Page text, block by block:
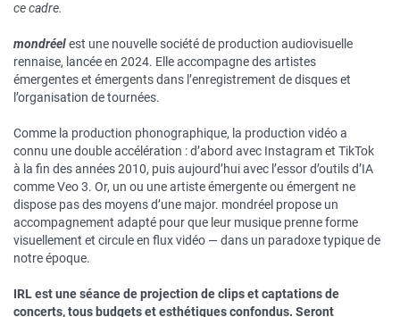
ce cadre.
mondréelest une nouvelle société de production audiovisuelle
rennaise, lancée en 2024. Elle accompagne des artistes
émergentes et émergents dans l’enregistrement de disques et
l’organisation de tournées.
Comme la production phonographique, la production vidéo a
connu une double accélération : d’abord avec Instagram et TikTok
à la fin des années 2010, puis aujourd’hui avec l’essor d’outils d’IA
comme Veo 3. Or, un ou une artiste émergente ou émergent ne
dispose pas des moyens d’une major. mondréel propose un
accompagnement adapté pour que leur musique prenne forme
visuellement et circule en flux vidéo — dans un paradoxe typique de
notre époque.
IRL est une séance de projection de clips et captations de
concerts, tous budgets et esthétiques confondus. Seront